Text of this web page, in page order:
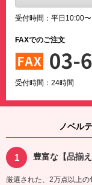
受付時間：平日10:00
FAXでのご注文
受付時間：24時間
ノベル
豊富な【品揃え
厳選された、2万点以上の